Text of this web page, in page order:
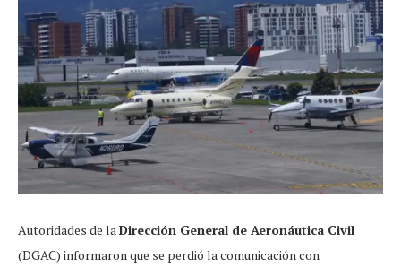
Autoridades de laDirección General de Aeronáutica Civil
(DGAC) informaron que se perdió la comunicación con